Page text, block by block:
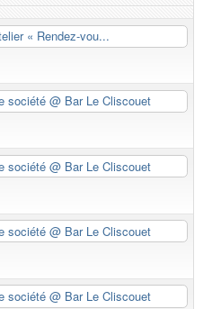
« Rendez-vou...
société @ Bar Le Cliscouet
société @ Bar Le Cliscouet
société @ Bar Le Cliscouet
société @ Bar Le Cliscouet